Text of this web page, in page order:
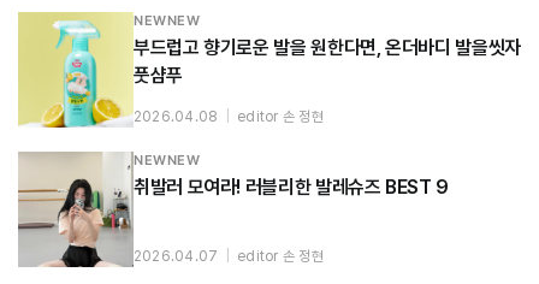
NEWNEW
부드럽고 향기로운 발을 원한다면, 온더바디 발을씻자
풋샴푸
2026.04.08 editor 손 정현
NEWNEW
취발러 모여라! 러블리한 발레슈즈 BEST 9
2026.04.07 editor 손 정현